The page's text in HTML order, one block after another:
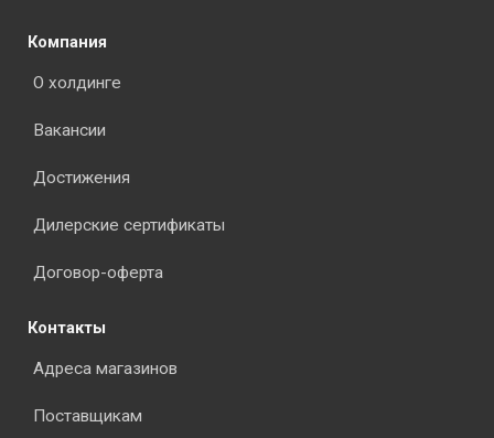
Компания
О холдинге
Вакансии
Достижения
Дилерские сертификаты
Договор-оферта
Контакты
Адреса магазинов
Поставщикам